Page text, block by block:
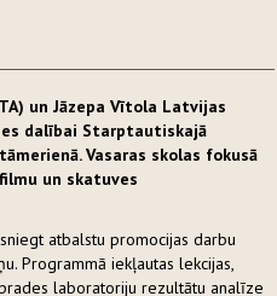
un Jāzepa Vītola Latvijas
dalībai Starptautiskajā
Vasaras skolas fokusā
un skatuves
atbalstu promocijas darbu
Programmā iekļautas lekcijas,
laboratoriju rezultātu analīze